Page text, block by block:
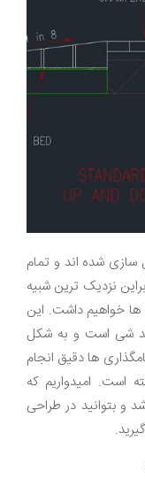
سازی شده اند و تمام
نزدیک ترین شبیه
ها خواهیم داشت. این
شی است و به شکل
ها دقیق انجام
است. امیدواریم که
و بتوانید در طراحی
.